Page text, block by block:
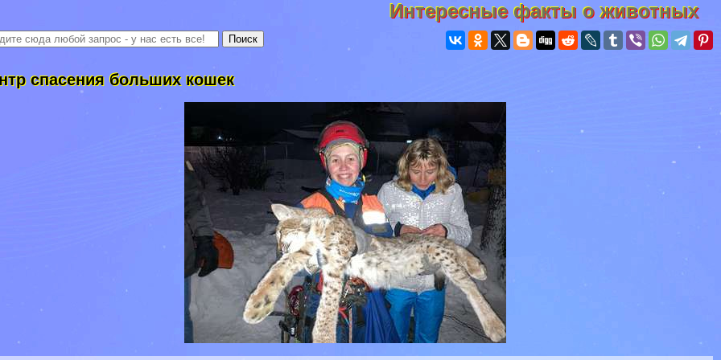
Интересные факты о животных
спасения больших кошек